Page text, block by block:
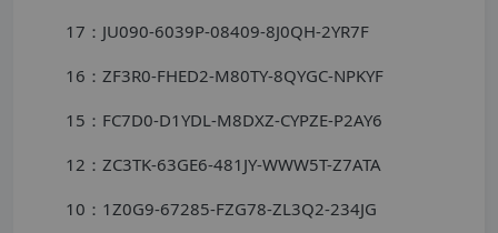
17：JU090-6039P-08409-8J0QH-2YR7F
16：ZF3R0-FHED2-M80TY-8QYGC-NPKYF
15：FC7D0-D1YDL-M8DXZ-CYPZE-P2AY6
12：ZC3TK-63GE6-481JY-WWW5T-Z7ATA
10：1Z0G9-67285-FZG78-ZL3Q2-234JG